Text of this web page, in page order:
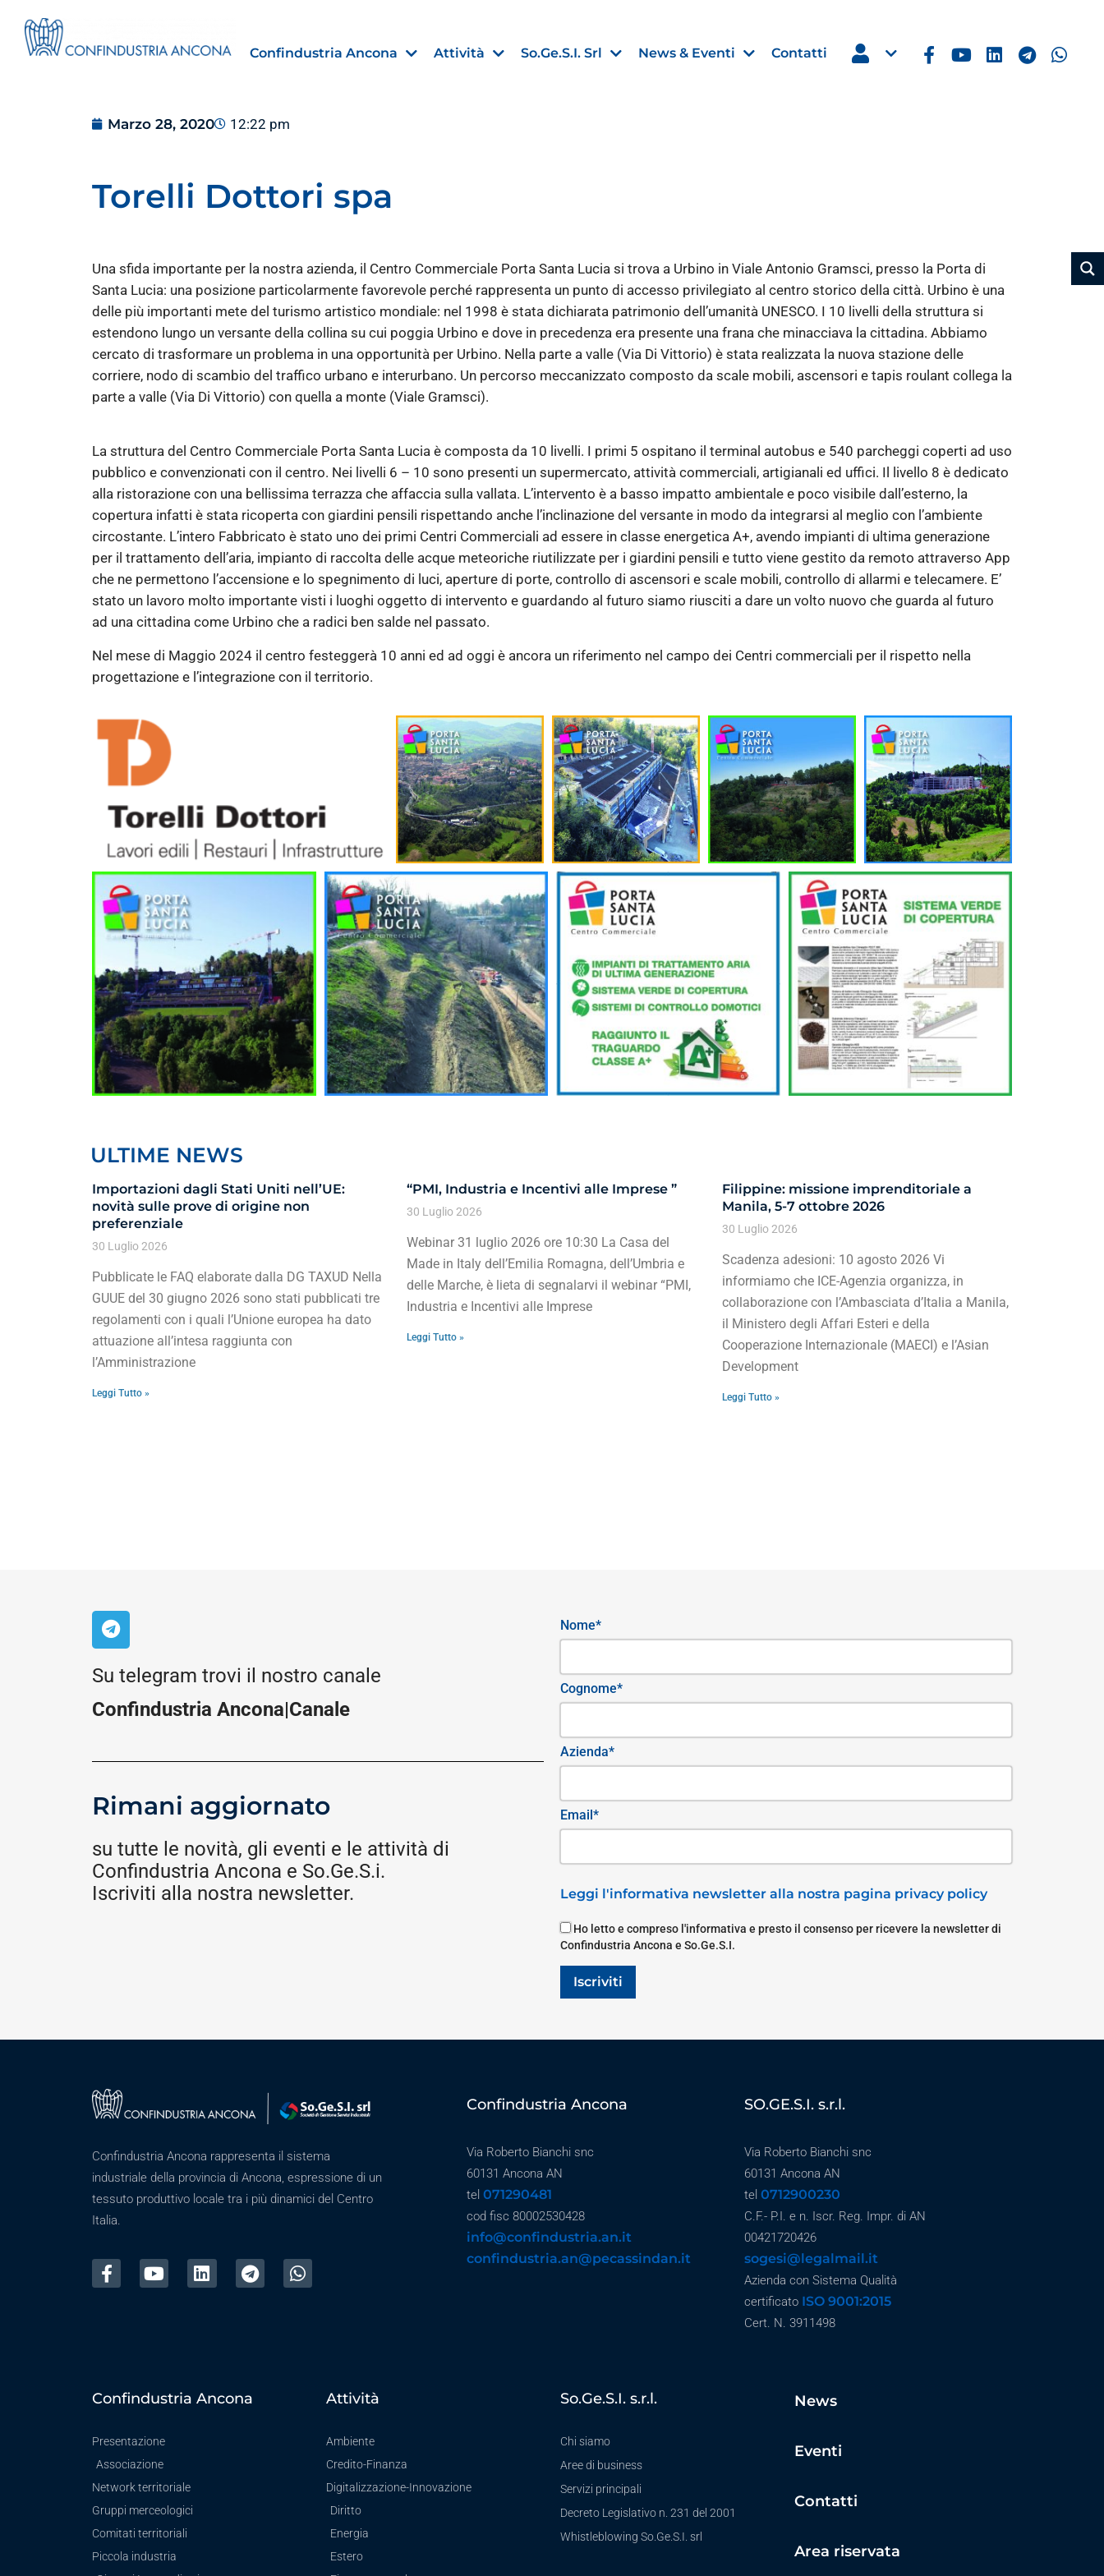
Confindustria Ancona Attività So.Ge.S.I. Srl News & Eventi
preferenziale
30 Luglio 2026
Leggi →
30 Luglio 2026
Leggi →
30 Luglio 2026
Leggi →
Contatti
Marzo 28, 2020 12:22 pm
Torelli Dottori spa
Una sfida importante per la nostra azienda, il Centro Commerciale Porta Santa Lucia si trova a Urbino in Viale Antonio Gramsci, presso la Porta di
Santa Lucia: una posizione particolarmente favorevole perché rappresenta un punto di accesso privilegiato al centro storico della città. Urbino è una
delle più importanti mete del turismo artistico mondiale: nel 1998 è stata dichiarata patrimonio dell’umanità UNESCO. I 10 livelli della struttura si
estendono lungo un versante della collina su cui poggia Urbino e dove in precedenza era presente una frana che minacciava la cittadina. Abbiamo
cercato di trasformare un problema in una opportunità per Urbino. Nella parte a valle (Via Di Vittorio) è stata realizzata la nuova stazione delle
corriere, nodo di scambio del traffico urbano e interurbano. Un percorso meccanizzato composto da scale mobili, ascensori e tapis roulant collega la
parte a valle (Via Di Vittorio) con quella a monte (Viale Gramsci).
La struttura del Centro Commerciale Porta Santa Lucia è composta da 10 livelli. I primi 5 ospitano il terminal autobus e 540 parcheggi coperti ad uso
pubblico e convenzionati con il centro. Nei livelli 6 – 10 sono presenti un supermercato, attività commerciali, artigianali ed uffici. Il livello 8 è dedicato
alla ristorazione con una bellissima terrazza che affaccia sulla vallata. L’intervento è a basso impatto ambientale e poco visibile dall’esterno, la
copertura infatti è stata ricoperta con giardini pensili rispettando anche l’inclinazione del versante in modo da integrarsi al meglio con l’ambiente
circostante. L’intero Fabbricato è stato uno dei primi Centri Commerciali ad essere in classe energetica A+, avendo impianti di ultima generazione
per il trattamento dell’aria, impianto di raccolta delle acque meteoriche riutilizzate per i giardini pensili e tutto viene gestito da remoto attraverso App
che ne permettono l’accensione e lo spegnimento di luci, aperture di porte, controllo di ascensori e scale mobili, controllo di allarmi e telecamere. E’
stato un lavoro molto importante visti i luoghi oggetto di intervento e guardando al futuro siamo riusciti a dare un volto nuovo che guarda al futuro
ad una cittadina come Urbino che a radici ben salde nel passato.
Nel mese di Maggio 2024 il centro festeggerà 10 anni ed ad oggi è ancora un riferimento nel campo dei Centri commerciali per il rispetto nella
progettazione e l’integrazione con il territorio.
ULTIME NEWS
Importazioni dagli Stati Uniti nell’UE:
novità sulle prove di origine non
preferenziale
30 Luglio 2026
Pubblicate le FAQ elaborate dalla DG TAXUD Nella
GUUE del 30 giugno 2026 sono stati pubblicati tre
regolamenti con i quali l’Unione europea ha dato
attuazione all’intesa raggiunta con
l’Amministrazione
Leggi Tutto »
“PMI, Industria e Incentivi alle Imprese ”
30 Luglio 2026
Webinar 31 luglio 2026 ore 10:30 La Casa del
Made in Italy dell’Emilia Romagna, dell’Umbria e
delle Marche, è lieta di segnalarvi il webinar “PMI,
Industria e Incentivi alle Imprese
Leggi Tutto »
Filippine: missione imprenditoriale a
Manila, 5-7 ottobre 2026
30 Luglio 2026
Scadenza adesioni: 10 agosto 2026 Vi
informiamo che ICE-Agenzia organizza, in
collaborazione con l’Ambasciata d’Italia a Manila,
il Ministero degli Affari Esteri e della
Cooperazione Internazionale (MAECI) e l’Asian
Development
Leggi Tutto »
Su telegram trovi il nostro canale
Confindustria Ancona|Canale
Rimani aggiornato
su tutte le novità, gli eventi e le attività di
Confindustria Ancona e So.Ge.S.i.
Iscriviti alla nostra newsletter.
Nome*
Cognome*
Azienda*
Email*
Leggi l'informativa newsletter alla nostra pagina privacy policy
Ho letto e compreso l'informativa e presto il consenso per ricevere la newsletter di
Confindustria Ancona e So.Ge.S.I.
Iscriviti
Confindustria Ancona rappresenta il sistema
industriale della provincia di Ancona, espressione di un
tessuto produttivo locale tra i più dinamici del Centro
Italia.
Confindustria Ancona
Via Roberto Bianchi snc
60131 Ancona AN
tel 071290481
cod fisc 80002530428
info@confindustria.an.it
confindustria.an@pecassindan.it
SO.GE.S.I. s.r.l.
Via Roberto Bianchi snc
60131 Ancona AN
tel 0712900230
C.F.- P.I. e n. Iscr. Reg. Impr. di AN
00421720426
sogesi@legalmail.it
Azienda con Sistema Qualità
certificato ISO 9001:2015
Cert. N. 3911498
Confindustria Ancona
Presentazione
Associazione
Network territoriale
Gruppi merceologici
Comitati territoriali
Piccola industria
Attività
Ambiente
Credito-Finanza
Digitalizzazione-Innovazione
Diritto
Energia
Estero
So.Ge.S.I. s.r.l.
Chi siamo
Aree di business
Servizi principali
Decreto Legislativo n. 231 del 2001
Whistleblowing So.Ge.S.I. srl
News
Eventi
Contatti
Area riservata